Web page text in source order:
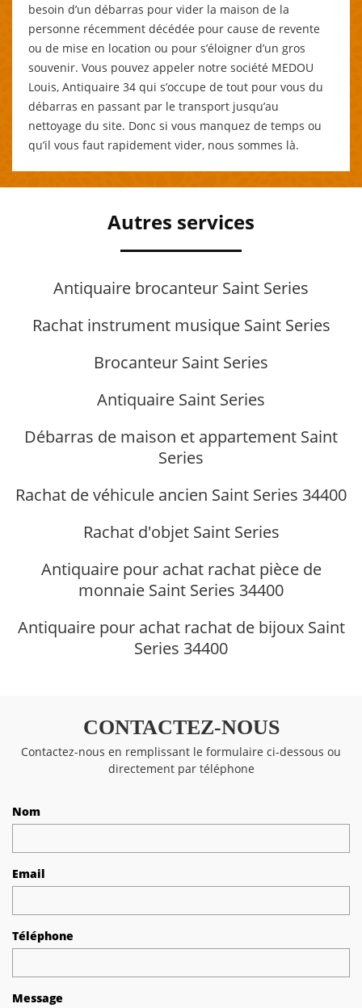
besoin d’un débarras pour vider la maison de la
personne récemment décédée pour cause de revente
ou de mise en location ou pour s’éloigner d’un gros
souvenir. Vous pouvez appeler notre société MEDOU
Louis, Antiquaire 34 qui s’occupe de tout pour vous du
débarras en passant par le transport jusqu’au
nettoyage du site. Donc si vous manquez de temps ou
qu’il vous faut rapidement vider, nous sommes là.
Autres services
Antiquaire brocanteur Saint Series
Rachat instrument musique Saint Series
Brocanteur Saint Series
Antiquaire Saint Series
Débarras de maison et appartement Saint
Series
Rachat de véhicule ancien Saint Series 34400
Rachat d'objet Saint Series
Antiquaire pour achat rachat pièce de
monnaie Saint Series 34400
Antiquaire pour achat rachat de bijoux Saint
Series 34400
CONTACTEZ-NOUS
Contactez-nous en remplissant le formulaire ci-dessous ou
directement par téléphone
Nom
Email
Téléphone
Message